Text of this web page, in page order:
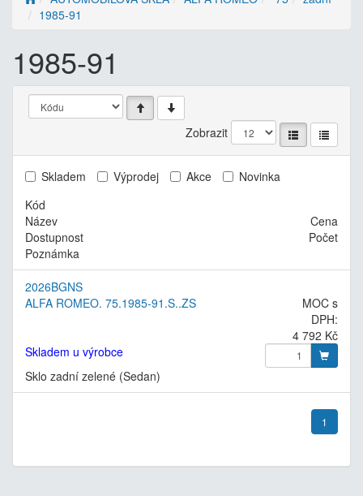
1985-91
1985-91
Zobrazit
Skladem Výprodej Akce
Novinka
Kód
Název
Cena
Dostupnost
Počet
Poznámka
2026BGNS
ALFA ROMEO. 75.1985-91.S..ZS
MOC s
DPH:
4 792 Kč
Skladem u výrobce
Sklo zadní zelené (Sedan)
1